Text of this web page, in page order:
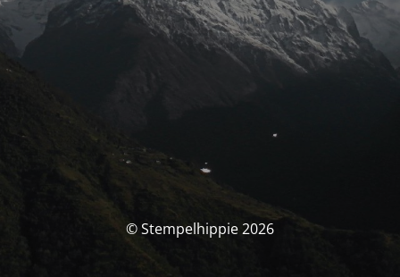
© Stempelhippie 2026